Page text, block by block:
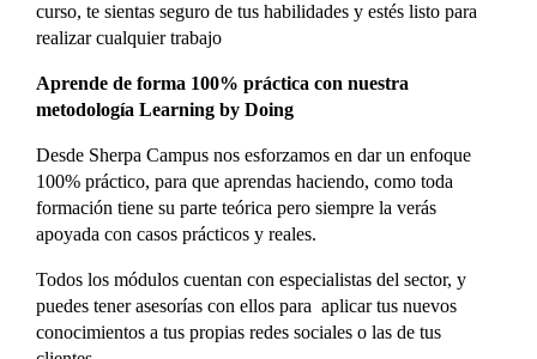
curso, te sientas seguro de tus habilidades y estés listo para
realizar cualquier trabajo
Aprende de forma 100% práctica con nuestra
metodología Learning by Doing
Desde Sherpa Campus nos esforzamos en dar un enfoque
100% práctico, para que aprendas haciendo, como toda
formación tiene su parte teórica pero siempre la verás
apoyada con casos prácticos y reales.
Todos los módulos cuentan con especialistas del sector, y
puedes tener asesorías con ellos para aplicar tus nuevos
conocimientos a tus propias redes sociales o las de tus